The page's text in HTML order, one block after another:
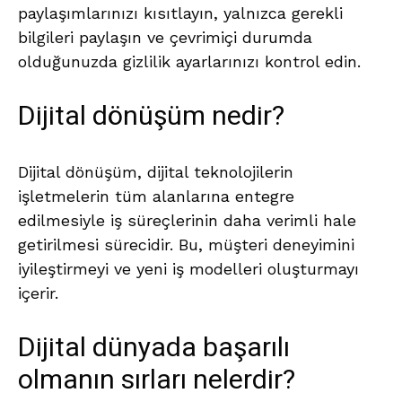
paylaşımlarınızı kısıtlayın, yalnızca gerekli
bilgileri paylaşın ve çevrimiçi durumda
olduğunuzda gizlilik ayarlarınızı kontrol edin.
Dijital dönüşüm nedir?
Dijital dönüşüm, dijital teknolojilerin
işletmelerin tüm alanlarına entegre
edilmesiyle iş süreçlerinin daha verimli hale
getirilmesi sürecidir. Bu, müşteri deneyimini
iyileştirmeyi ve yeni iş modelleri oluşturmayı
içerir.
Dijital dünyada başarılı
olmanın sırları nelerdir?